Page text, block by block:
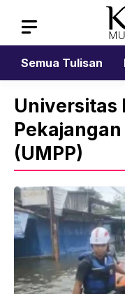
content
Semua Tulisan
Universitas
(UMPP)